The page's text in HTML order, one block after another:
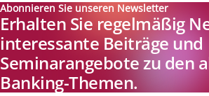
Abonnieren Sie unseren Newsletter
Erhalten Sie regelmäßig
interessante Beiträge und
Seminarangebote zu den
Banking-Themen.